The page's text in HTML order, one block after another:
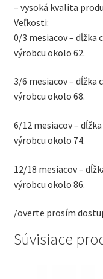
– vysoká kvalita
Veľkosti:
0/3 mesiacov – dĺžka
výrobcu okolo 62.
3/6 mesiacov – dĺžka
výrobcu okolo 68.
6/12 mesiacov –
výrobcu okolo 74.
12/18 mesiacov –
výrobcu okolo 86.
/overte prosím
Súvisiace